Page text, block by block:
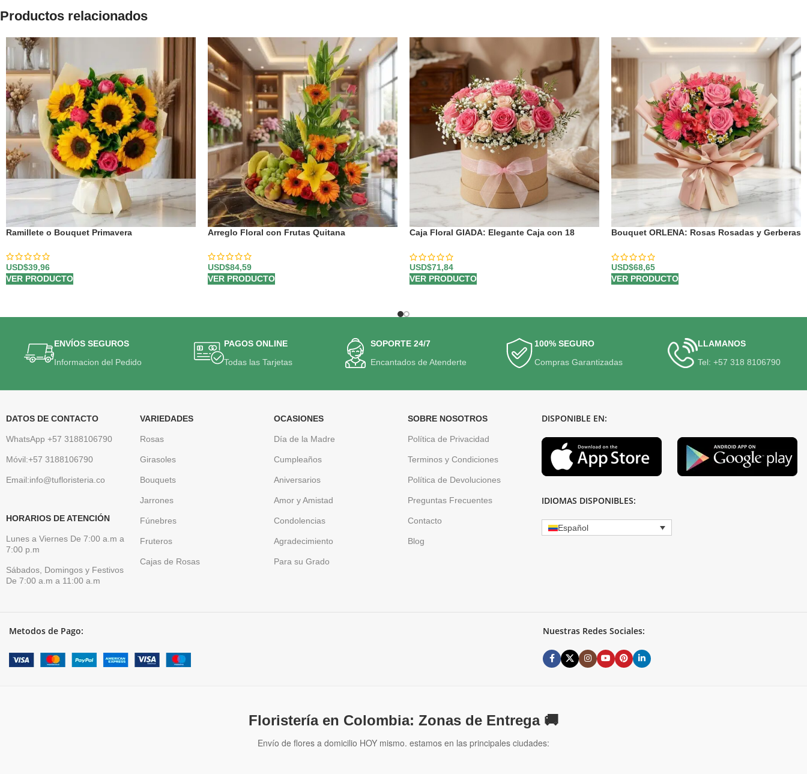
Productos relacionados
Ramillete o Bouquet Primavera
USD$39,96
VER PRODUCTO
Arreglo Floral con Frutas Quitana
USD$84,59
VER PRODUCTO
Caja Floral GIADA: Elegante Caja con 18
USD$71,84
VER PRODUCTO
Bouquet ORLENA: Rosas Rosadas y Gerberas
USD$68,65
VER PRODUCTO
ENVÍOS SEGUROS
Informacion del Pedido
PAGOS ONLINE
Todas las Tarjetas
SOPORTE 24/7
Encantados de Atenderte
100% SEGURO
Compras Garantizadas
LLAMANOS
Tel: +57 318 8106790
DATOS DE CONTACTO
WhatsApp +57 3188106790
Móvil:+57 3188106790
Email:info@tufloristeria.co
HORARIOS DE ATENCIÓN
Lunes a Viernes De 7:00 a.m a
7:00 p.m
Sábados, Domingos y Festivos
De 7:00 a.m a 11:00 a.m
VARIEDADES
Rosas
Girasoles
Bouquets
Jarrones
Fúnebres
Fruteros
Cajas de Rosas
OCASIONES
Día de la Madre
Cumpleaños
Aniversarios
Amor y Amistad
Condolencias
Agradecimiento
Para su Grado
SOBRE NOSOTROS
Política de Privacidad
Terminos y Condiciones
Política de Devoluciones
Preguntas Frecuentes
Contacto
Blog
DISPONIBLE EN:
IDIOMAS DISPONIBLES:
Español
Metodos de Pago: Nuestras Redes Sociales:
Floristería en Colombia: Zonas de Entrega 🚚
Envío de flores a domicilio HOY mismo. estamos en las principales ciudades: